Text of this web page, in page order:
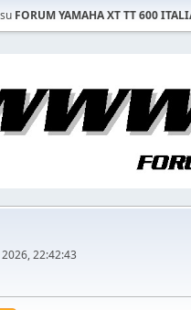
FORUM YAMAHA XT TT 600
22:42:43